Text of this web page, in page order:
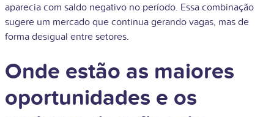
aparecia com saldo negativo no período. Essa combinação
sugere um mercado que continua gerando vagas, mas de
forma desigual entre setores.
Onde estão as maiores
oportunidades e os